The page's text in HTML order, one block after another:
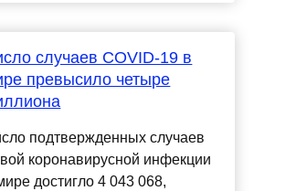
случаев COVID-19 в
превысило четыре
подтвержденных случаев
коронавирусной инфекции
достигло 4 043 068,